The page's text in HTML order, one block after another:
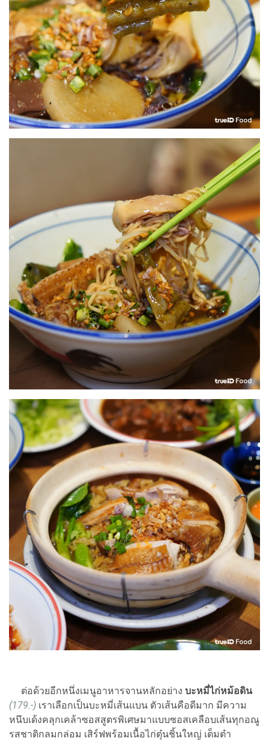
ต่อด้วยอีกหนึ่งเมนูอาหารจานหลักอย่าง บะหมี่ไก่หม้อดิน
(179.-) เราเลือกเป็นบะหมี่เส้นแบน ตัวเส้นคือดีมาก มีความ
หนึบเด้งคลุกเคล้าซอสสูตรพิเศษมาแบบซอสเคลือบเส้นทุกอณู
รสชาติกลมกล่อม เสิร์ฟพร้อมเนื้อไก่ตุ๋นชิ้นใหญ่ เต็มตำ